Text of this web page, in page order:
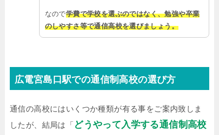
なので学費で学校を選ぶのではなく、勉強や卒業
のしやすさ等で通信高校を選びましょう。
広電宮島口駅での通信制高校の選び方
通信の高校にはいくつか種類が有る事をご案内致しま
したが、結局は「 どうやって入学する通信制高校